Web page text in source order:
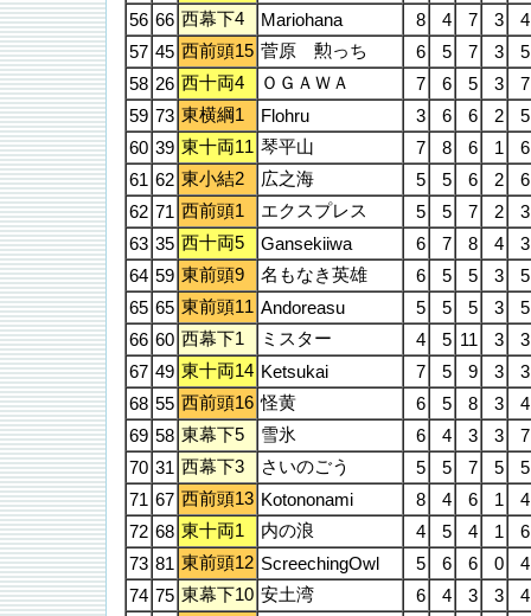
56 66 西幕下4 Mariohana 8 4 7 3
4
57 45 西前頭15 菅原 勲っち 6 5 7 3
5
58 26 西十両4 ＯＧＡＷＡ 7 6 5 3
7
59 73 東横綱1 Flohru 3 6 6 2
5
60 39 東十両11 琴平山 7 8 6 1
6
61 62 東小結2 広之海 5 5 6 2
6
62 71 西前頭1 エクスプレス 5 5 7 2
3
63 35 西十両5 Gansekiiwa 6 7 8 4
3
64 59 東前頭9 名もなき英雄 6 5 5 3
5
65 65 東前頭11 Andoreasu 5 5 5 3
5
66 60 西幕下1 ミスター 4 5 11 3
3
67 49 東十両14 Ketsukai 7 5 9 3
3
68 55 西前頭16 怪黄 6 5 8 3
4
69 58 東幕下5 雪氷 6 4 3 3
7
70 31 西幕下3 さいのごう 5 5 7 5
5
71 67 西前頭13 Kotononami 8 4 6 1
4
72 68 東十両1 内の浪 4 5 4 1
6
73 81 東前頭12 ScreechingOwl 5 6 6 0
4
74 75 東幕下10 安土湾 6 4 3 3 4